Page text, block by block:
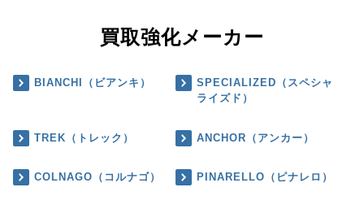
買取強化メーカー
BIANCHI（ビアンキ）
SPECIALIZED（スペシャ
ライズド）
TREK（トレック） ANCHOR（アンカー）
COLNAGO（コルナゴ） PINARELLO（ピナレロ）